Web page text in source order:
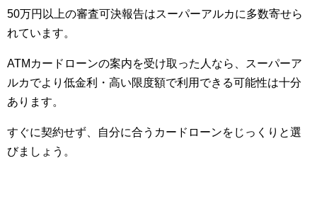
50万円以上の審査可決報告はスーパーアルカに多数寄せら
れています。
ATMカードローンの案内を受け取った人なら、スーパーア
ルカでより低金利・高い限度額で利用できる可能性は十分
あります。
すぐに契約せず、自分に合うカードローンをじっくりと選
びましょう。